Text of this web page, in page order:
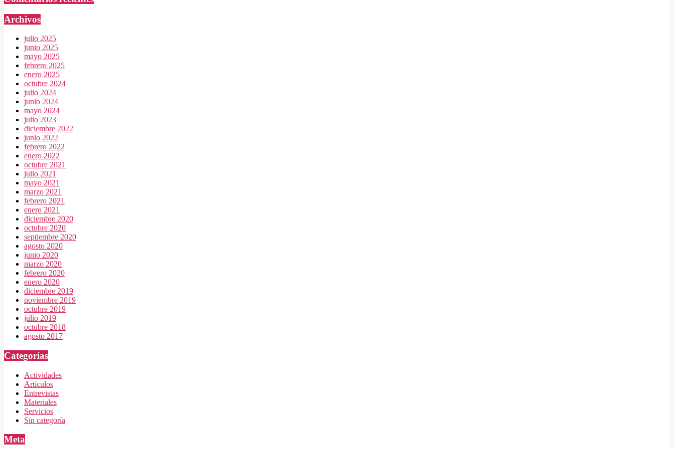
Archivos
julio 2025
junio 2025
mayo 2025
febrero 2025
enero 2025
octubre 2024
julio 2024
junio 2024
mayo 2024
julio 2023
diciembre 2022
junio 2022
febrero 2022
enero 2022
octubre 2021
julio 2021
mayo 2021
marzo 2021
febrero 2021
enero 2021
diciembre 2020
octubre 2020
septiembre 2020
agosto 2020
junio 2020
marzo 2020
febrero 2020
enero 2020
diciembre 2019
noviembre 2019
octubre 2019
julio 2019
octubre 2018
agosto 2017
Categorías
Actividades
Artículos
Entrevistas
Materiales
Servicios
Sin categoría
Meta